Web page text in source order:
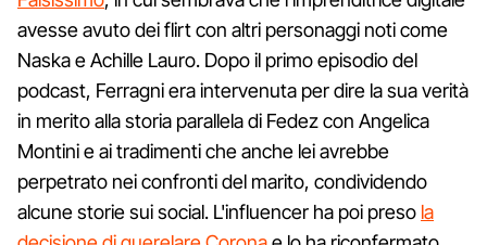
avesse avuto dei flirt con altri personaggi noti come
Naska e Achille Lauro. Dopo il primo episodio del
podcast, Ferragni era intervenuta per dire la sua verità
in merito alla storia parallela di Fedez con Angelica
Montini e ai tradimenti che anche lei avrebbe
perpetrato nei confronti del marito, condividendo
alcune storie sui social. L'influencer ha poi preso la